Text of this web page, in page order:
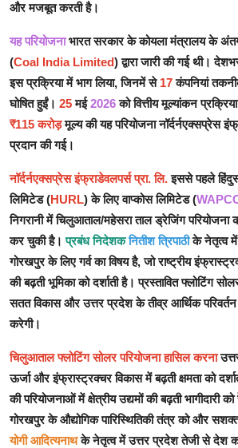
और मजबूत करती है।
यह परियोजनाभारत सरकार के कोयला मंत्रालय के
(Coal India Limited) द्वारा जारी की गई थी।
इस प्रक्रिया में भाग लिया, जिनमें से 17कंपनियां
घोषित हुईं। 25मई2026को वित्तीय मूल्यांकन
₹115 करोड़मूल्य की यह परियोजना नॉर्दर्नएक्सप्रेस
प्रदान की गई।
नॉर्दर्नएक्सप्रेस इंफ्राडेवलपर्स प्रा. लि.इससे पहले
लिमिटेड (HURL) के लिए वाप्कोस लिमिटेड (
निगरानी में चिलुआताल/महेसरा ताल ड्रेजिंग परियोजना
कर चुकी है।प्रबंध निदेशक नितीश त्रिपाठीके नेतृत्व
गोरखपुर के लिए गर्व का विषय है, जो राष्ट्रीय
की बढ़ती भूमिका को दर्शाती है। प्रस्तावित फ्लोटिंग
सतत विकास और उत्तर प्रदेश के तीव्र आर्थिक
करेगी।
चिलुआताल फ्लोटिंग सोलर परियोजना हासिल करना
ऊर्जा और इंफ्रास्ट्रक्चर विकास में बढ़ती क्षमता को
की परियोजनाओं में क्षेत्रीय उद्यमों की बढ़ती भागीदारी
गोरखपुर के औद्योगिक पारिस्थितिकी तंत्र को और
योगी आदित्यनाथके नेतृत्व में उत्तर प्रदेश तेजी से देश